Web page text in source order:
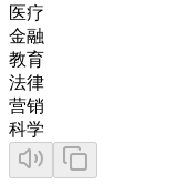
医疗
金融
教育
法律
营销
科学